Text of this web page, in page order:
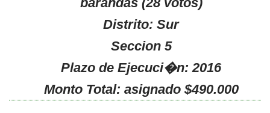
Distrito: Sur
Seccion 5
Plazo de Ejecuci�n: 2016
Monto Total: asignado $490.000